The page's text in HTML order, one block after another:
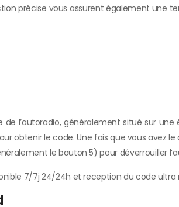
précise vous assurent également une
l’autoradio, généralement situé sur une
le code. Une fois que vous avez le
le bouton 5) pour déverrouiller
7/7j 24/24h et reception du code ultra